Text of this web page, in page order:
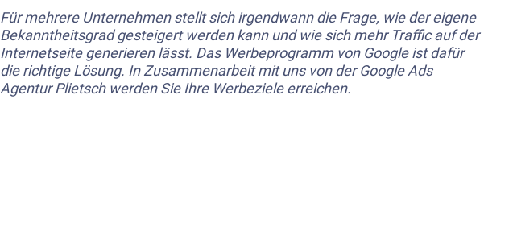
Für mehrere Unternehmen stellt sich irgendwann die Frage, wie der eigene
Bekanntheitsgrad gesteigert werden kann und wie sich mehr Traffic auf der
Internetseite generieren lässt. Das Werbeprogramm von Google ist dafür
die richtige Lösung. In Zusammenarbeit mit uns von der Google Ads
Agentur Plietsch werden Sie Ihre Werbeziele erreichen.